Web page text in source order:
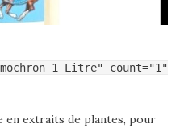
1 Litre" count="1"
en extraits de plantes, pour